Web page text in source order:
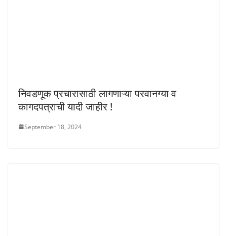
निवडणूक प्रचारासाठी लागणाऱ्या परवानग्या व
कागदपत्राची यादी जाहीर !
September 18, 2024